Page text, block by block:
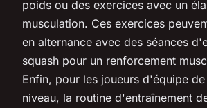
poids ou des exercices avec un
musculation. Ces exercices
en alternance avec des séances
squash pour un renforcement
Enfin, pour les joueurs d'équipe
niveau, la routine d'entraînement